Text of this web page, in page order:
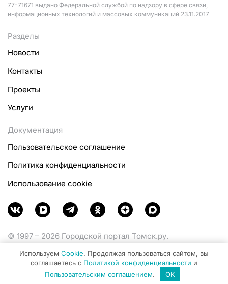
77-71671 выдано Федеральной службой по надзору в сфере связи,
информационных технологий и массовых коммуникаций 23.11.2017
Разделы
Новости
Контакты
Проекты
Услуги
Документация
Пользовательское соглашение
Политика конфиденциальности
Использование cookie
© 1997 – 2026 Городской портал Томск.ру.
Министерства цифрового развития, связи и массовых
коммуникаций Российской Федерации.
Используем Cookie. Продолжая пользоваться сайтом, вы
соглашаетесь с Политикой конфиденциальности и
Пользовательским соглашением. OK